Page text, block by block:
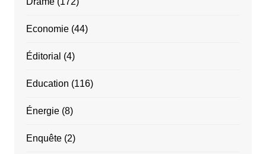
Economie(44)
Éditorial (4)
Education (116)
Énergie(8)
Enquête(2)